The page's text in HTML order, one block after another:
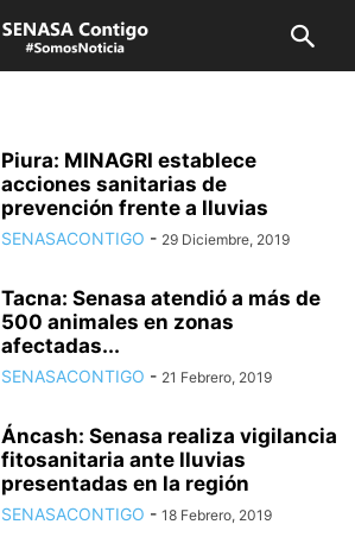
Piura: MINAGRI establece
acciones sanitarias de
prevención frente a lluvias
SENASACONTIGO - 29 Diciembre, 2019
Tacna: Senasa atendió a más de
500 animales en zonas
afectadas...
SENASACONTIGO - 21 Febrero, 2019
Áncash: Senasa realiza vigilancia
fitosanitaria ante lluvias
presentadas en la región
SENASACONTIGO - 18 Febrero, 2019